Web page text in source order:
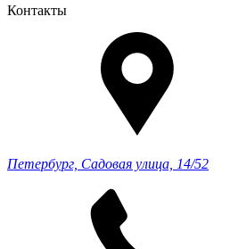
Контакты
Петербург, Садовая улица, 14/52